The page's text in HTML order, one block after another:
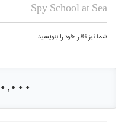
Spy School at Sea
شما نيز نظر خود را بنويسيد ...